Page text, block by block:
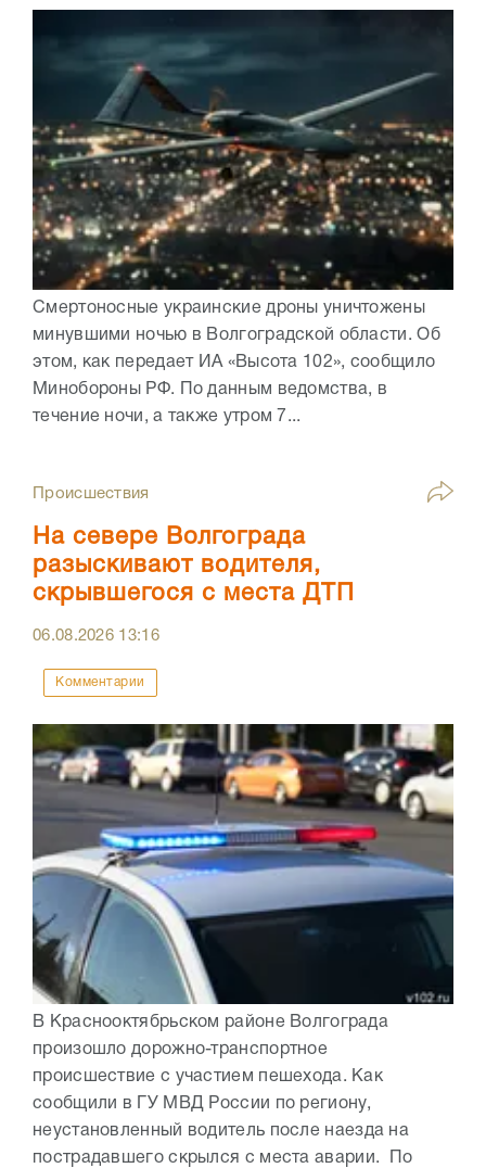
Смертоносные украинские дроны уничтожены
минувшими ночью в Волгоградской области. Об
этом, как передает ИА «Высота 102», сообщило
Минобороны РФ. По данным ведомства, в
течение ночи, а также утром 7...
Происшествия
На севере Волгограда
разыскивают водителя,
скрывшегося с места ДТП
06.08.2026 13:16
Комментарии
В Краснооктябрьском районе Волгограда
произошло дорожно-транспортное
происшествие с участием пешехода. Как
сообщили в ГУ МВД России по региону,
неустановленный водитель после наезда на
пострадавшего скрылся с места аварии. По